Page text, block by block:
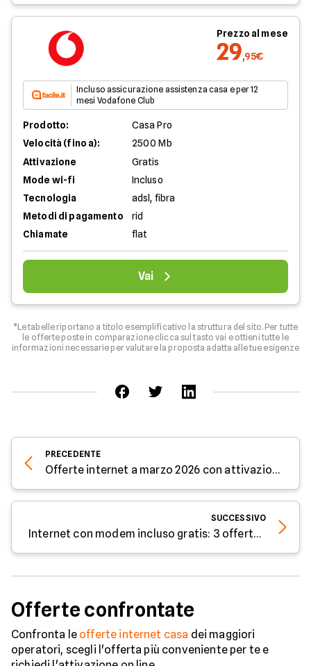
Prezzo al mese
29,95€
Incluso assicurazione assistenza casa e per 12
mesi Vodafone Club
Prodotto:
Casa Pro
Velocità (fino a):
2500 Mb
Attivazione
Gratis
Mode wi-fi
Incluso
Tecnologia
adsl, fibra
Metodi di pagamento
rid
Chiamate
flat
Vai
*Le tabelle riportano a titolo esemplificativo la struttura del sito. Per tutte
le offerte poste in comparazione clicca sul tasto vai e ottieni tutte le
informazioni necessarie per valutare la proposta adatta alle tue esigenze
PRECEDENTE
Offerte internet a marzo 2026 con attivazione gratis: prezzi da 24,95€
SUCCESSIVO
Internet con modem incluso gratis: 3 offerte di marzo 2026
Offerte confrontate
Confronta le offerte internet casa dei maggiori
operatori, scegli l'offerta più conveniente per te e